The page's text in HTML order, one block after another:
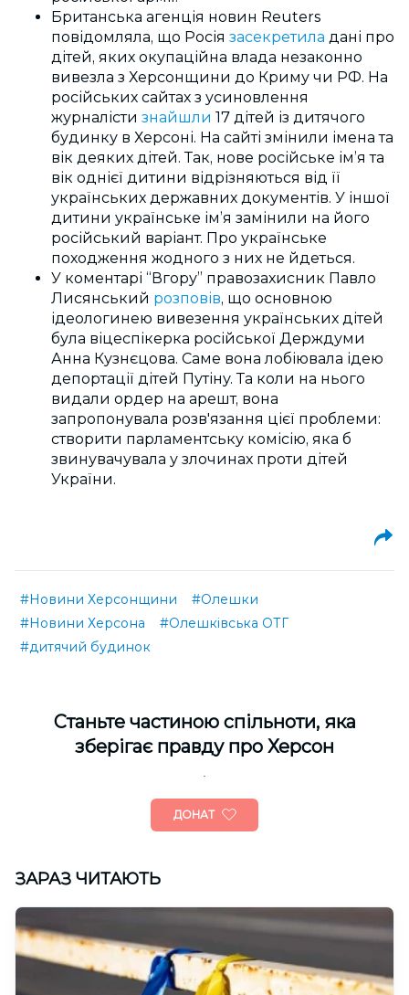
Британська агенція новин Reuters
повідомляла, що Росія засекретила дані про
дітей, яких окупаційна влада незаконно
вивезла з Херсонщини до Криму чи РФ. На
російських сайтах з усиновлення
журналісти знайшли 17 дітей із дитячого
будинку в Херсоні. На сайті змінили імена та
вік деяких дітей. Так, нове російське імʼя та
вік однієї дитини відрізняються від її
українських державних документів. У іншої
дитини українське імʼя замінили на його
російський варіант. Про українське
походження жодного з них не йдеться.
У коментарі “Вгору” правозахисник Павло
Лисянський розповів, що основною
ідеологинею вивезення українських дітей
була віцеспікерка російської Держдуми
Анна Кузнєцова. Саме вона лобіювала ідею
депортації дітей Путіну. Та коли на нього
видали ордер на арешт, вона
запропонувала розв'язання цієї проблеми:
створити парламентську комісію, яка б
звинувачувала у злочинах проти дітей
України.
#Новини Херсонщини
#Олешки
#Новини Херсона
#Олешківська ОТГ
#дитячий будинок
Cтаньте частиною спільноти, яка
зберігає правду про Херсон
ДОНАТ
ЗАРАЗ ЧИТАЮТЬ